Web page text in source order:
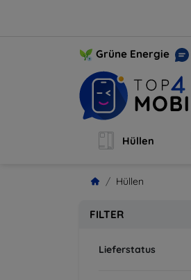
Grüne Energie
Hüllen
Hüllen
FILTER
Lieferstatus